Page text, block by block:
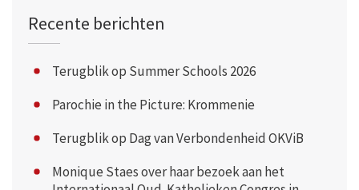
Recente berichten
Terugblik op Summer Schools 2026
Parochie in the Picture: Krommenie
Terugblik op Dag van Verbondenheid OKViB
Monique Staes over haar bezoek aan het